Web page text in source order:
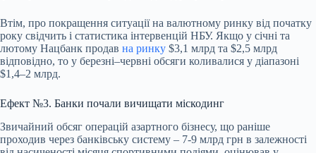
Втім, про покращення ситуації на валютному ринку від початку
року свідчить і статистика інтервенцій НБУ. Якщо у січні та
лютому Нацбанк продав на ринку $3,1 млрд та $2,5 млрд
відповідно, то у березні–червні обсяги коливалися у діапазоні
$1,4–2 млрд.
Ефект №3. Банки почали вичищати міскодинг
Звичайний обсяг операцій азартного бізнесу, що раніше
проходив через банківську систему – 7-9 млрд грн в залежності